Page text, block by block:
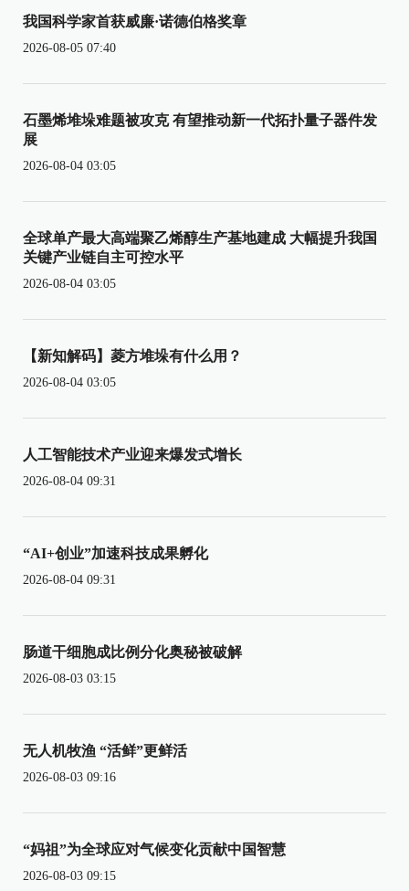
我国科学家首获威廉·诺德伯格奖章
2026-08-05 07:40
石墨烯堆垛难题被攻克 有望推动新一代拓扑量子器件发
展
2026-08-04 03:05
全球单产最大高端聚乙烯醇生产基地建成 大幅提升我国
关键产业链自主可控水平
2026-08-04 03:05
【新知解码】菱方堆垛有什么用？
2026-08-04 03:05
人工智能技术产业迎来爆发式增长
2026-08-04 09:31
“AI+创业”加速科技成果孵化
2026-08-04 09:31
肠道干细胞成比例分化奥秘被破解
2026-08-03 03:15
无人机牧渔 “活鲜”更鲜活
2026-08-03 09:16
“妈祖”为全球应对气候变化贡献中国智慧
2026-08-03 09:15